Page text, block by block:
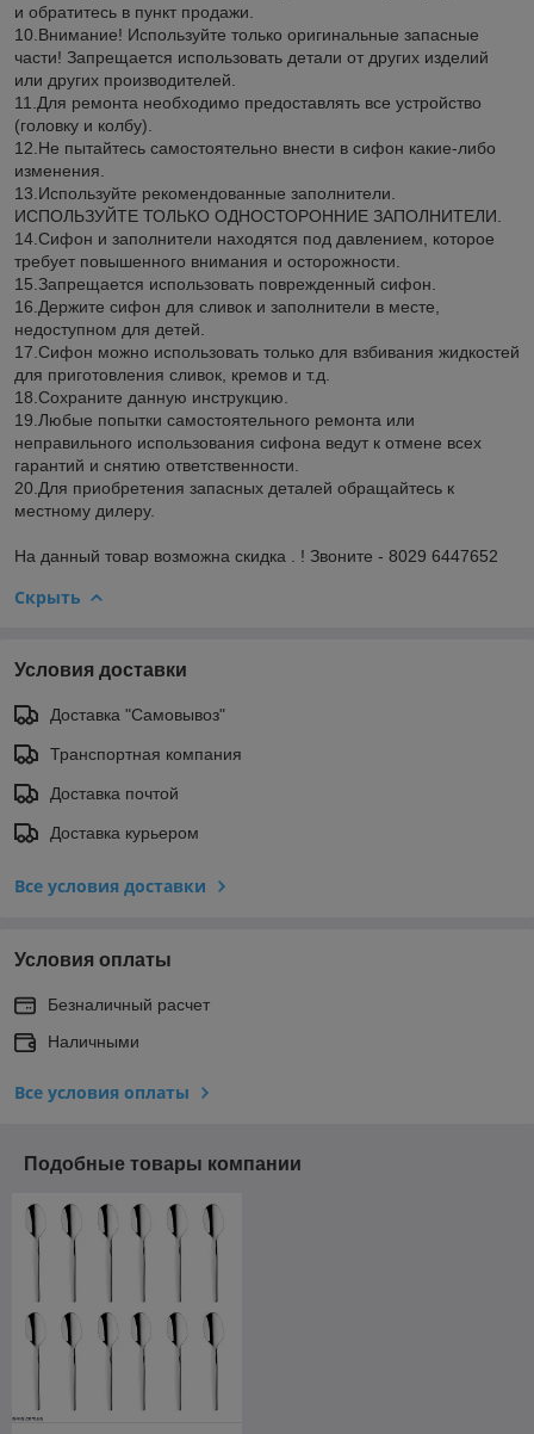
и обратитесь в пункт продажи.
10.Внимание! Используйте только оригинальные запасные
части! Запрещается использовать детали от других изделий
или других производителей.
11.Для ремонта необходимо предоставлять все устройство
(головку и колбу).
12.Не пытайтесь самостоятельно внести в сифон какие-либо
изменения.
13.Используйте рекомендованные заполнители.
ИСПОЛЬЗУЙТЕ ТОЛЬКО ОДНОСТОРОННИЕ ЗАПОЛНИТЕЛИ.
14.Сифон и заполнители находятся под давлением, которое
требует повышенного внимания и осторожности.
15.Запрещается использовать поврежденный сифон.
16.Держите сифон для сливок и заполнители в месте,
недоступном для детей.
17.Сифон можно использовать только для взбивания жидкостей
для приготовления сливок, кремов и т.д.
18.Сохраните данную инструкцию.
19.Любые попытки самостоятельного ремонта или
неправильного использования сифона ведут к отмене всех
гарантий и снятию ответственности.
20.Для приобретения запасных деталей обращайтесь к
местному дилеру.
На данный товар возможна скидка . ! Звоните - 8029 6447652
Скрыть
Условия доставки
Доставка "Самовывоз"
Транспортная компания
Доставка почтой
Доставка курьером
Все условия доставки
Условия оплаты
Безналичный расчет
Наличными
Все условия оплаты
Подобные товары компании